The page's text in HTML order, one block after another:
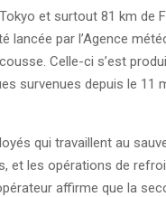
et surtout 81 km de
lancée par l’Agence
Celle-ci s’est
survenues depuis le 11
qui travaillent au
et les opérations de
affirme que la